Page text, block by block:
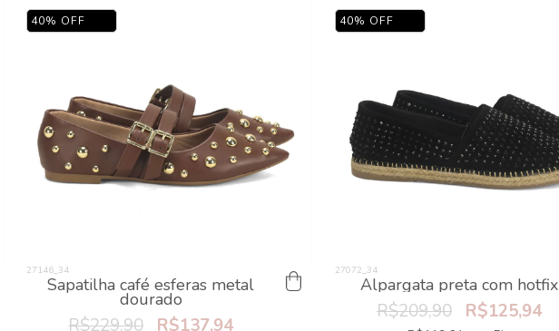
40% OFF
Sapatilha café esferas metal
dourado
R$229,90 R$137,94
40% OFF
Alpargata preta com hotfix
R$209,90 R$125,94